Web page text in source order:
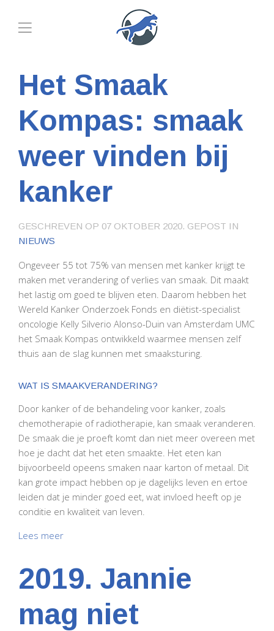
Het Smaak
Kompas: smaak
weer vinden bij
kanker
GESCHREVEN OP 07 OKTOBER 2020. GEPOST IN
NIEUWS
Ongeveer 55 tot 75% van mensen met kanker krijgt te
maken met verandering of verlies van smaak. Dit maakt
het lastig om goed te blijven eten. Daarom hebben het
Wereld Kanker Onderzoek Fonds en diëtist-specialist
oncologie Kelly Silverio Alonso-Duin van Amsterdam UMC
het Smaak Kompas ontwikkeld waarmee mensen zelf
thuis aan de slag kunnen met smaaksturing.
WAT IS SMAAKVERANDERING?
Door kanker of de behandeling voor kanker, zoals
chemotherapie of radiotherapie, kan smaak veranderen.
De smaak die je proeft komt dan niet meer overeen met
hoe je dacht dat het eten smaakte. Het eten kan
bijvoorbeeld opeens smaken naar karton of metaal. Dit
kan grote impact hebben op je dagelijks leven en ertoe
leiden dat je minder goed eet, wat invloed heeft op je
conditie en kwaliteit van leven.
Lees meer
2019. Jannie
mag niet